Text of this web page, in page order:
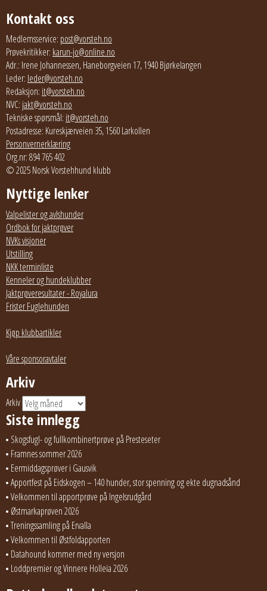
Kontakt oss
Medlemsservice: post@vorsteh.no
Prøvekritikker: karun-jo@online.no
Adr.: Irene Johannessen, Haneborgveien 17, 1940 Bjørkelangen
Leder: leder@vorsteh.no
Redaksjon: it@vorsteh.no
NVC: jakt@vorsteh.no
Tekniske spørsmål: it@vorsteh.no
Postadresse: Kureskjærveien 35, 1560 Larkollen
Personvernerklæring
Org.nr: 894 765 402
© 2025 Norsk Vorstehhund klubb
Nyttige lenker
Valpelister og avlshunder
Ordbok for jaktprøver
NVKs visjoner
Utstilling
NKK terminliste
Kenneler og hundeklubber
Jaktprøveresultater - Royalura
Frister Fuglehunden
Kjøp klubbartikler
Våre sponsoravtaler
Arkiv
Arkiv
Siste innlegg
Skogsfugl- og fullkombinertprøve på Presteseter
Framnes sommer 2026
Eermiddagsprøver i Gausvik
Apportfest på Eidskogen – 140 hunder, stor spenning og ekte dugnadsånd
Velkommen til apportprøve på Ingelsrudgård
Østmarkaprøven 2026
Treningssamling på Ervalla
Velkommen til Østfoldapporten
Datahound kommer med ny versjon
Loddpremier og Vinnere Holleia 2026